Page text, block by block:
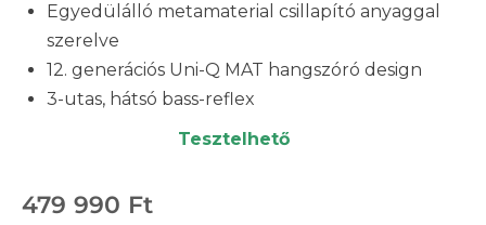
Egyedülálló metamaterial csillapító anyaggal
szerelve
12. generációs Uni-Q MAT hangszóró design
3-utas, hátsó bass-reflex
Tesztelhető
479 990 Ft